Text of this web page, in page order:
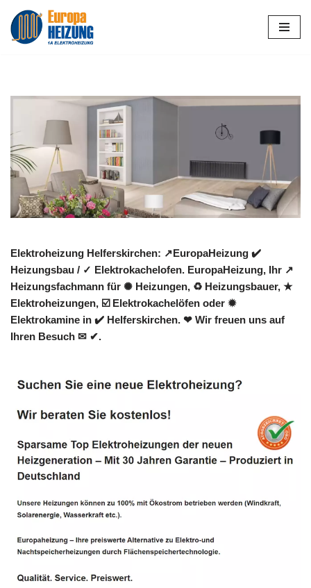
Zum
Elektroheizung Helferskirchen: ↗️EuropaHeizung ✔️
Heizungsbau / ✓ Elektrokachelofen. EuropaHeizung, Ihr ↗️
Heizungsfachmann für ✺ Heizungen, ♻ Heizungsbauer, ★
Elektroheizungen, ☑️ Elektrokachelöfen oder ✹
Elektrokamine in ✔️ Helferskirchen. ❤ Wir freuen uns auf
Ihren Besuch ✉ ✔.